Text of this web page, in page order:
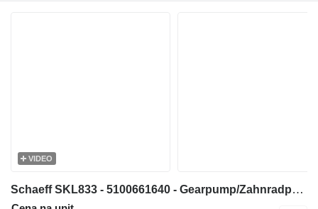
VIDEO
Schaeff SKL833 - 5100661640 - Gearpump/Zahnradpumpe zupčasta pumpa za prednjeg utovarivača